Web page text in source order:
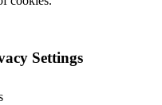
Settings